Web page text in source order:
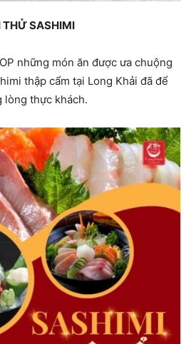
THỬ SASHIMI
những món ăn được ưa chuộng
thập cẩm tại Long Khải đã để
lòng thực khách.